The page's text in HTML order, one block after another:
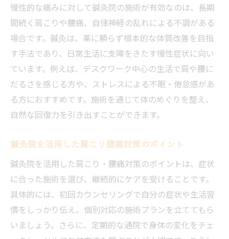
慢性的な痛みに対して鍼灸院の施術が有効なのは、長期
間続く肩こりや腰痛、自律神経の乱れによる不調がある
場合です。鍼灸は、薬に頼らず根本的な体質改善を目指
す手法であり、日常生活に支障をきたす慢性症状に向い
ています。例えば、デスクワーク中心の生活で肩や腰に
だるさを感じる方や、ストレスによる不眠・倦怠感があ
る方におすすめです。施術を通じて体のめぐりを整え、
自然な回復力を引き出すことができます。
鍼灸院を活用した肩こり腰痛対策のポイント
鍼灸院を活用した肩こり・腰痛対策のポイントは、症状
に合った施術を選び、継続的にケアを受けることです。
具体的には、初回カウンセリングで自分の症状や生活習
慣をしっかり伝え、個別対応の施術プランを立ててもら
いましょう。さらに、定期的な通院で身体の変化をチェ